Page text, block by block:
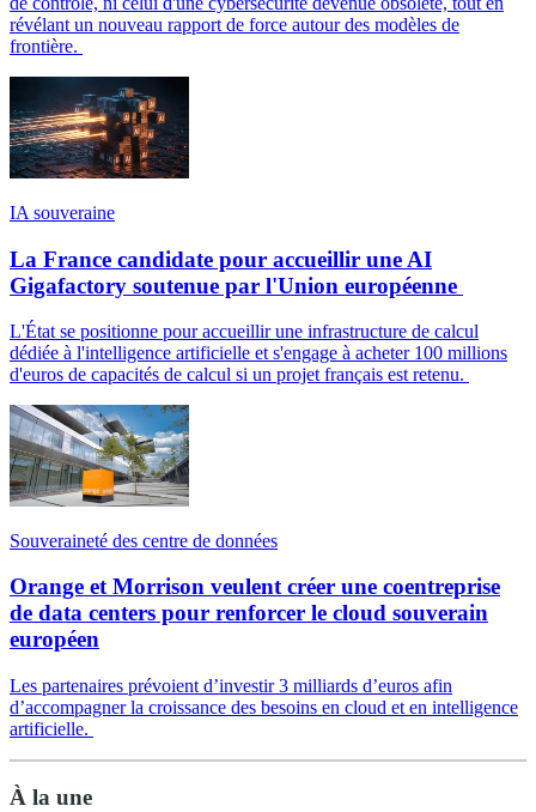
révélant un nouveau rapport de force autour des modèles de
frontière.
IA souveraine
La France candidate pour accueillir une AI
Gigafactory soutenue par l'Union européenne
L'État se positionne pour accueillir une infrastructure de calcul
dédiée à l'intelligence artificielle et s'engage à acheter 100 millions
d'euros de capacités de calcul si un projet français est retenu.
Souveraineté des centre de données
Orange et Morrison veulent créer une coentreprise
de data centers pour renforcer le cloud souverain
européen
Les partenaires prévoient d’investir 3 milliards d’euros afin
d’accompagner la croissance des besoins en cloud et en intelligence
artificielle.
À la une